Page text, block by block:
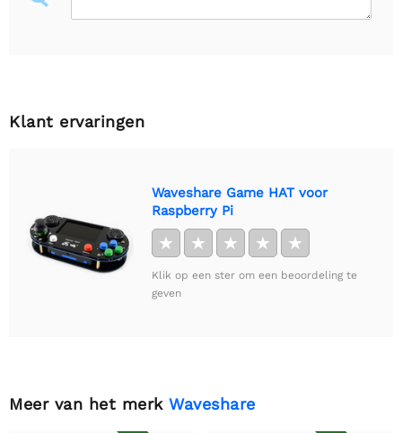
Klant ervaringen
Waveshare Game HAT voor
Raspberry Pi
★ ★ ★ ★ ★
Klik op een ster om een beoordeling te
geven
Meer van het merk Waveshare